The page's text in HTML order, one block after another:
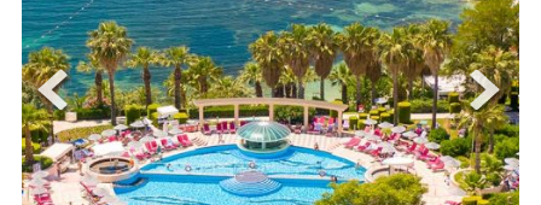
ФИРМЕНИ ДОКУМЕНТИ
0700 144 34 Запитване
ПОСЛЕДВАЙТЕ НИ